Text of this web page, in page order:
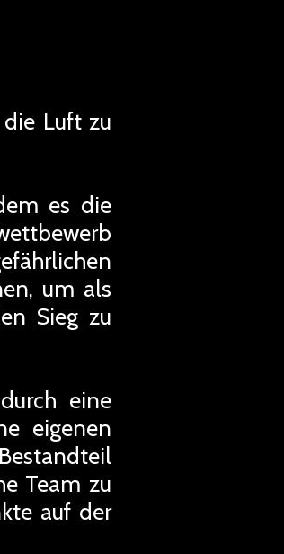
Luft zu
es die
um als
Sieg zu
eine
eigenen
Team zu
auf der